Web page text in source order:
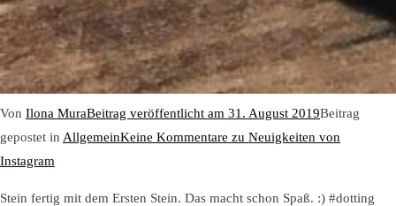
Von Ilona MuraBeitrag veröffentlicht am 31. August 2019Beitrag
gepostet in AllgemeinKeine Kommentare zu Neuigkeiten von
Instagram
Stein fertig mit dem Ersten Stein. Das macht schon Spaß. :) #dotting